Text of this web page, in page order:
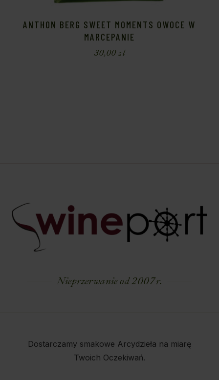
ANTHON BERG SWEET MOMENTS OWOCE W
MARCEPANIE
30,00zł
Nieprzerwanie od 2007 r.
Dostarczamy smakowe Arcydzieła na miarę
Twoich Oczekiwań.